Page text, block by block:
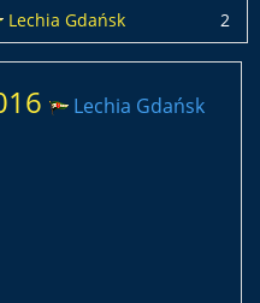
Lechia Gdańsk 2
Lechia Gdańsk